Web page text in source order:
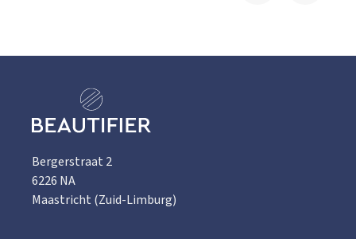
Bergerstraat 2
6226 NA
Maastricht (Zuid-Limburg)